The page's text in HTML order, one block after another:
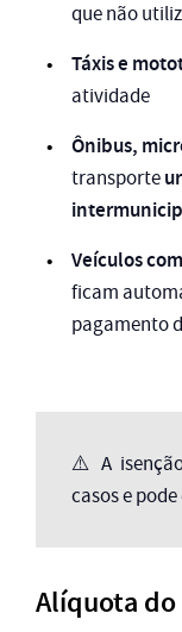
que não
Táxis e
atividade
Ônibus,
transporte
Veículos
ficam
pagamento
⚠️ A
casos e
Alíquota do